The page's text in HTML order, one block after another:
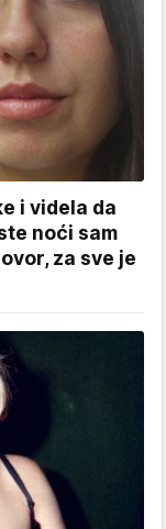
i videla da
noći sam
za sve je